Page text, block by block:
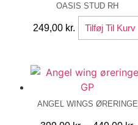
OASIS STUD RH
249,00 kr. Tilføj Til Kurv
ANGEL WINGS ØRERINGE